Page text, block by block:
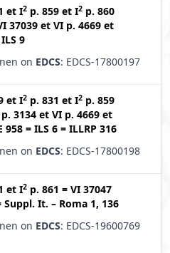
et I2 p. 859 et I2 p. 860
37039 et VI p. 4669 et
ILS 9
on EDCS: EDCS-17800197
et I2 p. 831 et I2 p. 859
3134 et VI p. 4669 et
958 = ILS 6 = ILLRP 316
on EDCS: EDCS-17800198
et I2 p. 861 = VI 37047
Suppl. It. – Roma 1, 136
on EDCS: EDCS-19600769